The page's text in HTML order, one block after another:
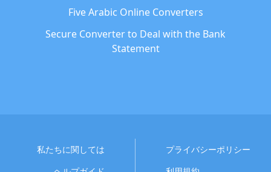
Five Arabic Online Converters
Secure Converter to Deal with the Bank
Statement
私たちに関しては
プライバシーポリシー